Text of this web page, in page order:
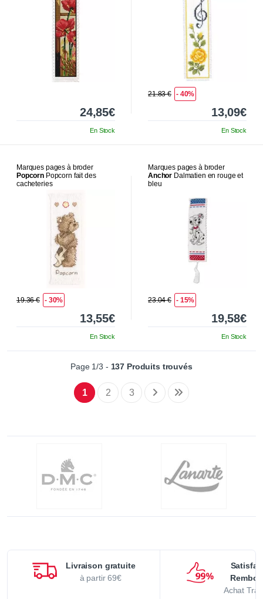
24,85€
En Stock
21.83 € - 40%
13,09€
En Stock
Marques pages à broder
Popcorn Popcorn fait des
cacheteries
19.36 € - 30%
13,55€
En Stock
Marques pages à broder
Anchor Dalmatien en rouge et
bleu
23.04 € - 15%
19,58€
En Stock
Page 1/3 - 137 Produits trouvés
1 2 3
Livraison gratuite
à partir 69€
Achat